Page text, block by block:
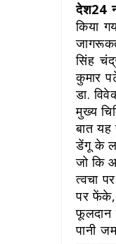
देश24
किया
सिंह
कुमार
डा.
मुख्य
बात
डेंगू के
जो कि
त्वचा
पर फेंके,
फूलदान
पानी